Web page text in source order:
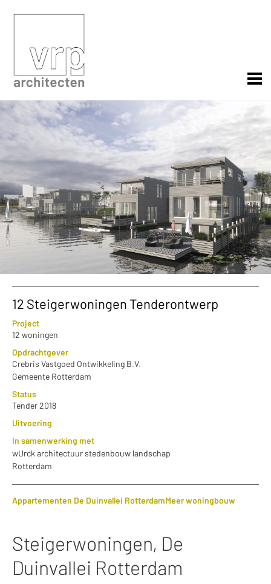
12 Steigerwoningen Tenderontwerp
Project
12 woningen
Opdrachtgever
Crebris Vastgoed Ontwikkeling B.V.
Gemeente Rotterdam
Status
Tender 2018
Uitvoering
In samenwerking met
wUrck architectuur stedenbouw landschap
Rotterdam
Appartementen De Duinvallei RotterdamMeer woningbouw
Steigerwoningen, De
Duinvallei Rotterdam